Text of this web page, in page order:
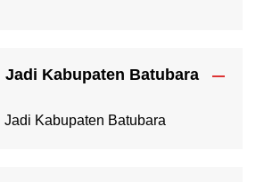
Jadi Kabupaten Batubara